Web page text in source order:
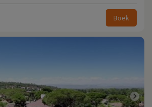
Boek